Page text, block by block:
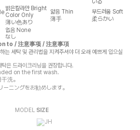
いる
밝은칼라만 Bright
Color Only
薄い色あり
얇음 Thin
薄手
부드러움 Soft
柔らかい
없음 None
なし
to / 注意事项 / 注意事項
는 세탁 및 관리법을 지켜주셔야 더 오래 예쁘게 입으실
은 드라이크리닝을 권장합니다.
on the first wash.
洗。
ニングをお勧めします。
MODEL SIZE